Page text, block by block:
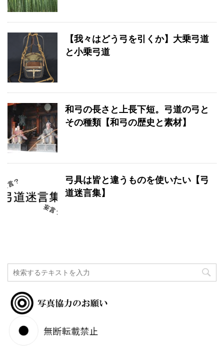
【我々はどう弓を引くか】大乗弓道
と小乗弓道
和弓の長さと上長下短。弓道の弓と
その種類【和弓の歴史と素材】
弓具は皆と違うものを使いたい【弓
道迷言集】